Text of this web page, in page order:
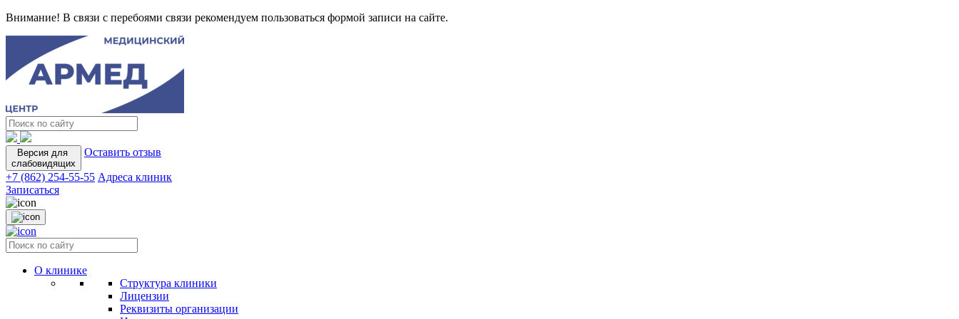
Внимание! В связи с перебоями связи рекомендуем пользоваться формой записи на сайте.
Версия для
слабовидящих
Оставить отзыв
+7 (862) 254-55-55 Адреса клиник
Записаться
О клинике
Структура клиники
Лицензии
Реквизиты организации